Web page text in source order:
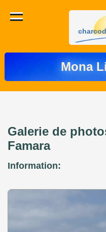
Mona
Galerie de
Famara
Information: